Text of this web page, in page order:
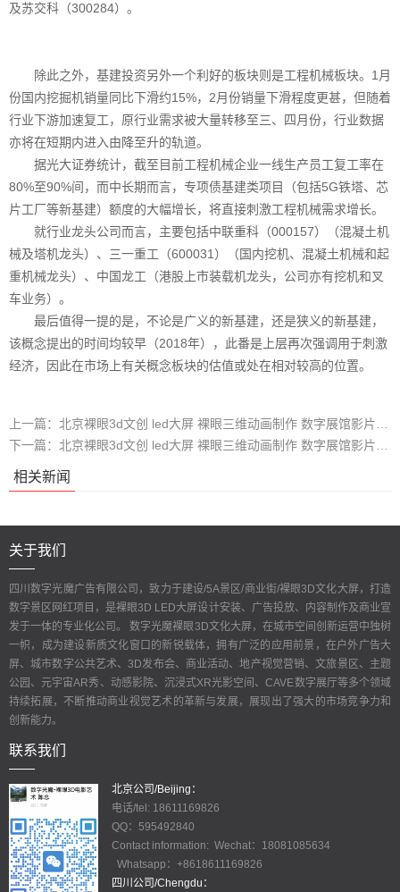
及苏交科（300284）。
除此之外，基建投资另外一个利好的板块则是工程机械板块。1月
份国内挖掘机销量同比下滑约15%，2月份销量下滑程度更甚，但随着
行业下游加速复工，原行业需求被大量转移至三、四月份，行业数据
亦将在短期内进入由降至升的轨道。
据光大证券统计，截至目前工程机械企业一线生产员工复工率在
80%至90%间，而中长期而言，专项债基建类项目（包括5G铁塔、芯
片工厂等新基建）额度的大幅增长，将直接刺激工程机械需求增长。
就行业龙头公司而言，主要包括中联重科（000157）（混凝土机
械及塔机龙头）、三一重工（600031）（国内挖机、混凝土机械和起
重机械龙头）、中国龙工（港股上市装载机龙头，公司亦有挖机和叉
车业务）。
最后值得一提的是，不论是广义的新基建，还是狭义的新基建，
该概念提出的时间均较早（2018年），此番是上层再次强调用于刺激
经济，因此在市场上有关概念板块的估值或处在相对较高的位置。
上一篇： 北京裸眼3d文创 led大屏 裸眼三维动画制作 数字展馆影片制作公司 三维动画制作 三维动画制作公司
下一篇： 北京裸眼3d文创 led大屏 裸眼三维动画制作 数字展馆影片制作公司 北京动画制作公司 三维动画制作
相关新闻
关于我们
四川数字光魔广告有限公司，致力于建设/5A景区/商业街/裸眼3D文化大屏，打造
数字景区网红项目，是裸眼3D LED大屏设计安装、广告投放、内容制作及商业宣
发于一体的专业化公司。 数字光魔裸眼3D文化大屏，在城市空间创新运营中独树
一帜，成为建设新质文化窗口的新锐载体，拥有广泛的应用前景，在户外广告大
屏、城市数字公共艺术、3D发布会、商业活动、地产视觉营销、文旅景区、主题
公园、元宇宙AR秀、动感影院、沉浸式XR光影空间、CAVE数字展厅等多个领域
持续拓展，不断推动商业视觉艺术的革新与发展，展现出了强大的市场竞争力和
创新能力。
联系我们
北京公司/Beijing：
电话/tel: 18611169826
QQ：595492840
Contact information: Wechat：18081085634
Whatsapp：+8618611169826
四川公司/Chengdu：